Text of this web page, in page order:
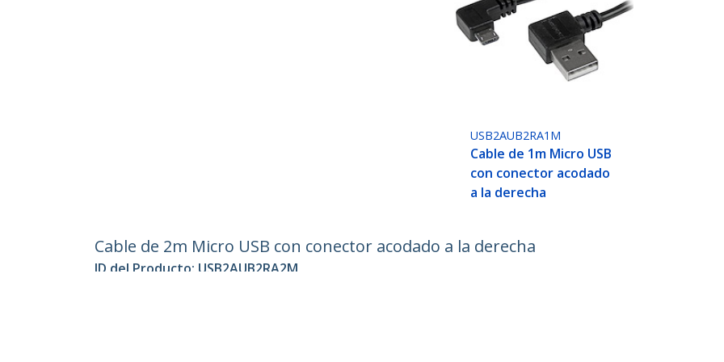
USB2AUB2RA1M
Cable de 1m Micro USB
con conector acodado
a la derecha
Cable de 2m Micro USB con conector acodado a la derecha
ID del Producto: USB2AUB2RA2M